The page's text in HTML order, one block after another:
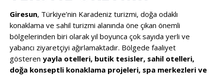
Giresun, Türkiye’nin Karadeniz turizmi, doğa odaklı
konaklama ve sahil turizmi alanında öne çıkan önemli
bölgelerinden biri olarak yıl boyunca çok sayıda yerli ve
yabancı ziyaretçiyi ağırlamaktadır. Bölgede faaliyet
gösteren yayla otelleri, butik tesisler, sahil otelleri,
doğa konseptli konaklama projeleri, spa merkezleri ve